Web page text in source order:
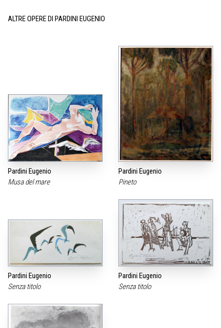
ALTRE OPERE DI PARDINI EUGENIO
Pardini Eugenio
Musa del mare
Pardini Eugenio
Pineto
Pardini Eugenio
Senza titolo
Pardini Eugenio
Senza titolo